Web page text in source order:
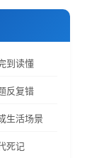
到读懂
反复错
生活场景
死记